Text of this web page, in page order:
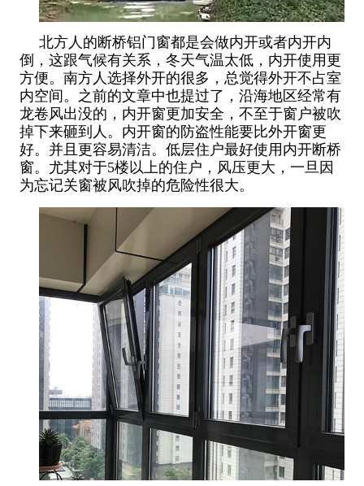
北方人的断桥铝门窗都是会做内开或者内开内
倒，这跟气候有关系，冬天气温太低，内开使用更
方便。南方人选择外开的很多，总觉得外开不占室
内空间。之前的文章中也提过了，沿海地区经常有
龙卷风出没的，内开窗更加安全，不至于窗户被吹
掉下来砸到人。内开窗的防盗性能要比外开窗更
好。并且更容易清洁。低层住户最好使用内开断桥
窗。尤其对于5楼以上的住户，风压更大，一旦因
为忘记关窗被风吹掉的危险性很大。